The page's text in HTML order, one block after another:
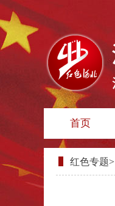
首页
红色专题>